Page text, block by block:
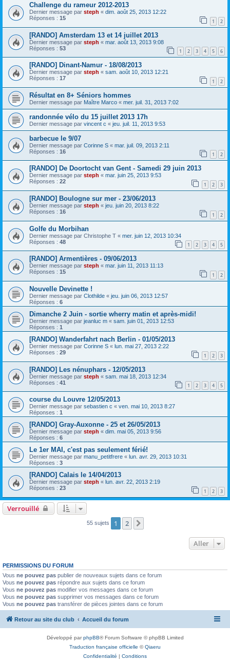
Challenge du rameur 2012-2013
Dernier message par steph « dim. août 25, 2013 12:22
Réponses : 15 1 2
[RANDO] Amsterdam 13 et 14 juillet 2013
Dernier message par steph « mar. août 13, 2013 9:08
Réponses : 53 1 2 3 4 5 6
[RANDO] Dinant-Namur - 18/08/2013
Dernier message par steph « sam. août 10, 2013 12:21
Réponses : 17 1 2
Résultat en 8+ Séniors hommes
Dernier message par Maître Marco « mer. juil. 31, 2013 7:02
randonnée vélo du 15 juillet 2013 17h
Dernier message par vincent c « jeu. juil. 11, 2013 9:53
barbecue le 9/07
Dernier message par Corinne S « mar. juil. 09, 2013 2:11
Réponses : 16 1 2
[RANDO] De Doortocht van Gent - Samedi 29 juin 2013
Dernier message par steph « mar. juin 25, 2013 9:53
Réponses : 22 1 2 3
[RANDO] Boulogne sur mer - 23/06/2013
Dernier message par steph « jeu. juin 20, 2013 8:22
Réponses : 16 1 2
Golfe du Morbihan
Dernier message par Christophe T « mer. juin 12, 2013 10:34
Réponses : 48 1 2 3 4 5
[RANDO] Armentières - 09/06/2013
Dernier message par steph « mar. juin 11, 2013 11:13
Réponses : 15 1 2
Nouvelle Devinette !
Dernier message par Clothilde « jeu. juin 06, 2013 12:57
Réponses : 6
Dimanche 2 Juin - sortie wherry matin et après-midi!
Dernier message par jeanluc m « sam. juin 01, 2013 12:53
Réponses : 1
[RANDO] Wanderfahrt nach Berlin - 01/05/2013
Dernier message par Corinne S « lun. mai 27, 2013 2:22
Réponses : 29 1 2 3
[RANDO] Les nénuphars - 12/05/2013
Dernier message par steph « sam. mai 18, 2013 12:34
Réponses : 41 1 2 3 4 5
course du Louvre 12/05/2013
Dernier message par sebastien c « ven. mai 10, 2013 8:27
Réponses : 1
[RANDO] Gray-Auxonne - 25 et 26/05/2013
Dernier message par steph « dim. mai 05, 2013 9:56
Réponses : 6
Le 1er MAI, c'est pas seulement férié!
Dernier message par manu_petitfrere « lun. avr. 29, 2013 10:31
Réponses : 3
[RANDO] Calais le 14/04/2013
Dernier message par steph « lun. avr. 22, 2013 2:19
Réponses : 23 1 2 3
Verrouillé
55 sujets 1 2
Aller
PERMISSIONS DU FORUM
Vous ne pouvez pas publier de nouveaux sujets dans ce forum
Vous ne pouvez pas répondre aux sujets dans ce forum
Vous ne pouvez pas modifier vos messages dans ce forum
Vous ne pouvez pas supprimer vos messages dans ce forum
Vous ne pouvez pas transférer de pièces jointes dans ce forum
Retour au site du club Accueil du forum
Développé parphpBB® Forum Software © phpBB Limited
Traduction française officielle ©Qiaeru
Confidentialité
Conditions